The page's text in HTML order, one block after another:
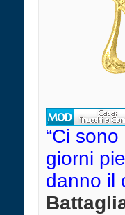
“Ci
giorni
danno il